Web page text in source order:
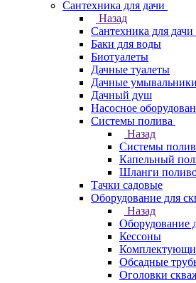
Сантехника для дачи
Назад
Сантехника для дачи
Баки для воды
Биотуалеты
Дачные туалеты
Дачные умывальники
Дачный душ
Насосное
Системы полива
Назад
Системы
Капельный
Шланги
Тачки садовые
Оборудование для
Назад
Оборудование
Кессоны
Обсадные
Оголовки